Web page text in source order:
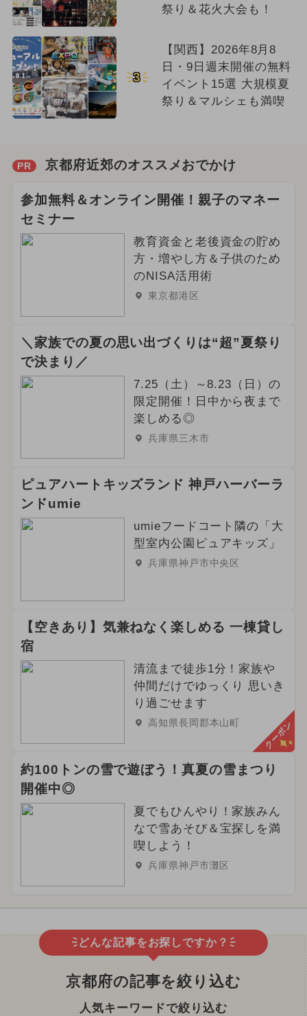
祭り＆花火大会も！
3
【関西】2026年8月8
日・9日週末開催の無料
イベント15選 大規模夏
祭り＆マルシェも満喫
PR 京都府近郊のオススメおでかけ
参加無料＆オンライン開催！親子のマネー
セミナー
教育資金と老後資金の貯め
方・増やし方＆子供のため
のNISA活用術
東京都港区
＼家族での夏の思い出づくりは“超”夏祭り
で決まり／
7.25（土）～8.23（日）の
限定開催！日中から夜まで
楽しめる◎
兵庫県三木市
ピュアハートキッズランド 神戸ハーバーラ
ンドumie
umieフードコート隣の「大
型室内公園ピュアキッズ」
兵庫県神戸市中央区
【空きあり】気兼ねなく楽しめる 一棟貸し
宿
清流まで徒歩1分！家族や
仲間だけでゆっくり 思いき
り過ごせます
高知県長岡郡本山町 クーポン
約100トンの雪で遊ぼう！真夏の雪まつり
開催中◎
夏でもひんやり！家族みん
なで雪あそび＆宝探しを満
喫しよう！
兵庫県神戸市灘区
どんな記事をお探しですか？
京都府の記事を絞り込む
人気キーワードで絞り込む